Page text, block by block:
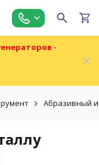
-
Абразивный